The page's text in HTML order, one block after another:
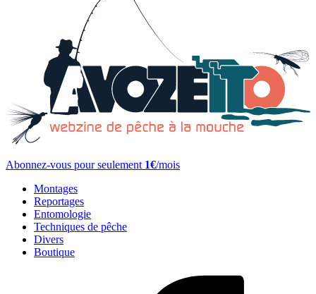
Abonnez-vous pour seulement 1€/mois
Montages
Reportages
Entomologie
Techniques de pêche
Divers
Boutique